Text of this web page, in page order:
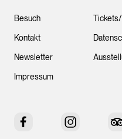
Besuch
Kontakt
Newsletter
Impressum
Facebook Instagram